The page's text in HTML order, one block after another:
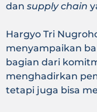
dan supply chain
Hargyo Tri
menyampaikan
bagian dari
menghadirkan
tetapi juga bisa